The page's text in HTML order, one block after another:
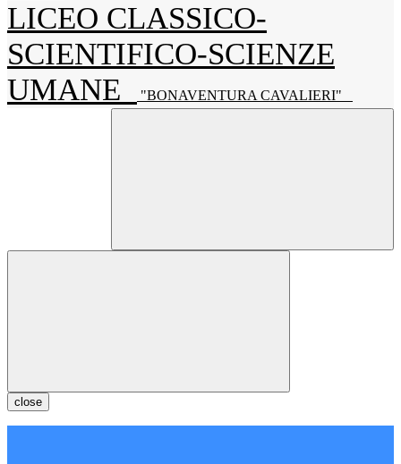
LICEO CLASSICO-
SCIENTIFICO-SCIENZE
UMANE
"BONAVENTURA CAVALIERI"
close